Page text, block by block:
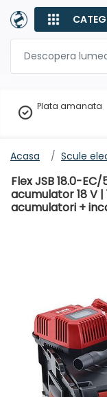
Plata amanata
Acasa Scule
Flex JSB 18.0-
acumulator 18 V |
acumulatori +